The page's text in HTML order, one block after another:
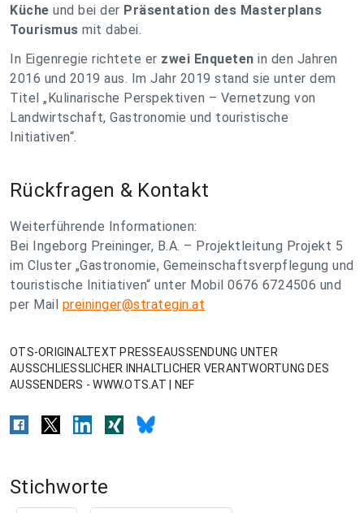
Küche und bei der Präsentation des Masterplans
Tourismus mit dabei.
In Eigenregie richtete er zwei Enqueten in den Jahren
2016 und 2019 aus. Im Jahr 2019 stand sie unter dem
Titel „Kulinarische Perspektiven – Vernetzung von
Landwirtschaft, Gastronomie und touristische
Initiativen“.
Rückfragen & Kontakt
Weiterführende Informationen:
Bei Ingeborg Preininger, B.A. – Projektleitung Projekt 5
im Cluster „Gastronomie, Gemeinschaftsverpflegung und
touristische Initiativen“ unter Mobil 0676 6724506 und
per Mail preininger@strategin.at
OTS-ORIGINALTEXT PRESSEAUSSENDUNG UNTER
AUSSCHLIESSLICHER INHALTLICHER VERANTWORTUNG DES
AUSSENDERS - WWW.OTS.AT | NEF
Stichworte